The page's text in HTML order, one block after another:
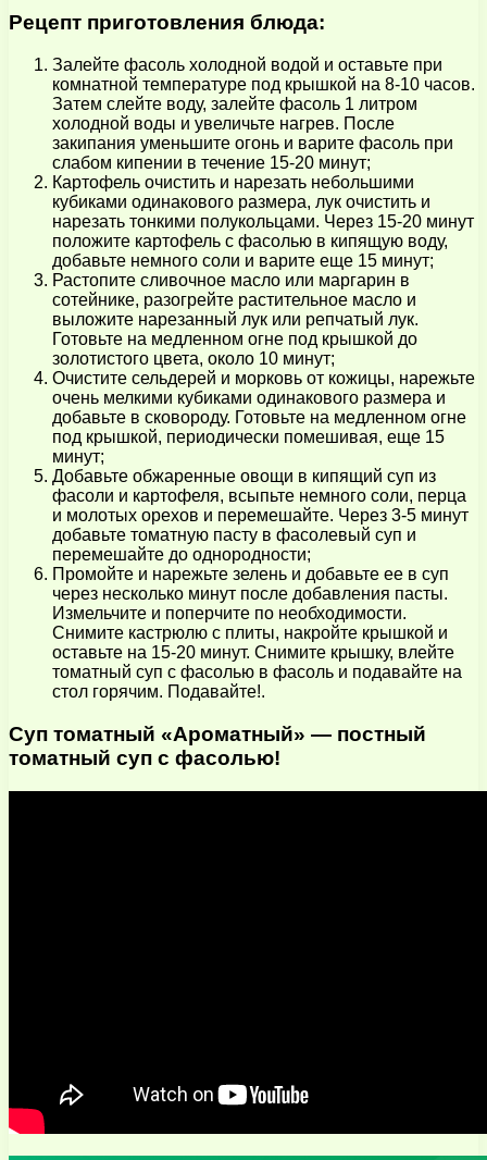
Рецепт приготовления блюда:
Залейте фасоль холодной водой и оставьте при
комнатной температуре под крышкой на 8-10 часов.
Затем слейте воду, залейте фасоль 1 литром
холодной воды и увеличьте нагрев. После
закипания уменьшите огонь и варите фасоль при
слабом кипении в течение 15-20 минут;
Картофель очистить и нарезать небольшими
кубиками одинакового размера, лук очистить и
нарезать тонкими полукольцами. Через 15-20 минут
положите картофель с фасолью в кипящую воду,
добавьте немного соли и варите еще 15 минут;
Растопите сливочное масло или маргарин в
сотейнике, разогрейте растительное масло и
выложите нарезанный лук или репчатый лук.
Готовьте на медленном огне под крышкой до
золотистого цвета, около 10 минут;
Очистите сельдерей и морковь от кожицы, нарежьте
очень мелкими кубиками одинакового размера и
добавьте в сковороду. Готовьте на медленном огне
под крышкой, периодически помешивая, еще 15
минут;
Добавьте обжаренные овощи в кипящий суп из
фасоли и картофеля, всыпьте немного соли, перца
и молотых орехов и перемешайте. Через 3-5 минут
добавьте томатную пасту в фасолевый суп и
перемешайте до однородности;
Промойте и нарежьте зелень и добавьте ее в суп
через несколько минут после добавления пасты.
Измельчите и поперчите по необходимости.
Снимите кастрюлю с плиты, накройте крышкой и
оставьте на 15-20 минут. Снимите крышку, влейте
томатный суп с фасолью в фасоль и подавайте на
стол горячим. Подавайте!.
Суп томатный «Ароматный» — постный
томатный суп с фасолью!